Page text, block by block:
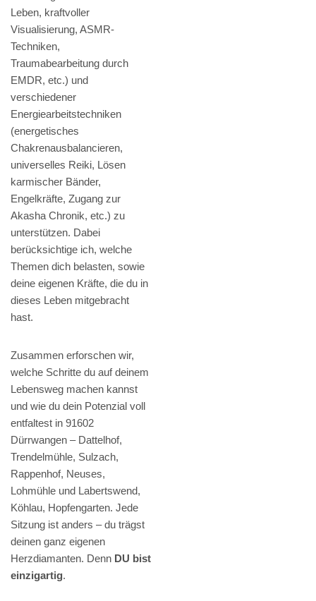
Leben, kraftvoller
Visualisierung, ASMR-
Techniken,
Traumabearbeitung durch
EMDR, etc.) und
verschiedener
Energiearbeitstechniken
(energetisches
Chakrenausbalancieren,
universelles Reiki, Lösen
karmischer Bänder,
Engelkräfte, Zugang zur
Akasha Chronik, etc.) zu
unterstützen. Dabei
berücksichtige ich, welche
Themen dich belasten, sowie
deine eigenen Kräfte, die du in
dieses Leben mitgebracht
hast.
Zusammen erforschen wir,
welche Schritte du auf deinem
Lebensweg machen kannst
und wie du dein Potenzial voll
entfaltest in 91602
Dürrwangen – Dattelhof,
Trendelmühle, Sulzach,
Rappenhof, Neuses,
Lohmühle und Labertswend,
Köhlau, Hopfengarten. Jede
Sitzung ist anders – du trägst
deinen ganz eigenen
Herzdiamanten. Denn DU bist
einzigartig.